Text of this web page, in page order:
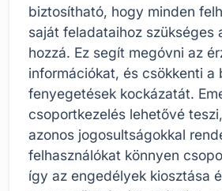
biztosítható, hogy minden
saját feladataihoz szükséges
hozzá. Ez segít megóvni az
információkat, és csökkenti a
fenyegetések kockázatát.
csoportkezelés lehetővé
azonos jogosultságokkal
felhasználókat könnyen
így az engedélyek kiosztása